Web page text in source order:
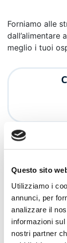
Questo sito
Utilizziamo i
annunci, per
analizzare il
informazioni
nostri partner
Promozioni
Forniamo alle
dall’alimentare
meglio i tuoi